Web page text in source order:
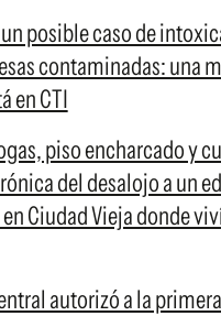
posible caso de
contaminadas: una
en CTI
piso encharcado y
del desalojo a un
Ciudad Vieja donde
autorizó a la primera